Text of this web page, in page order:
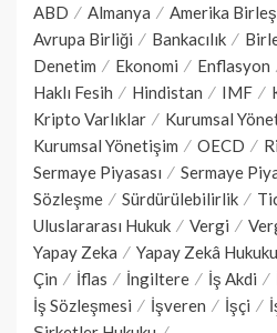
ABD Almanya Amerika
Avrupa Birliği
Bankacılık
Denetim
Ekonomi Enflasyon
Haklı Fesih
Hindistan IMF
Kripto Varlıklar
Kurumsal
Kurumsal Yönetişim
OECD
Sermaye Piyasası
Sermaye
Sözleşme
Sürdürülebilirlik
Uluslararası Hukuk
Vergi
Yapay Zeka
Yapay Zekâ Hukuku
Çin
İflas İngiltere İş Akdi
İş Sözleşmesi
İşveren İşçi